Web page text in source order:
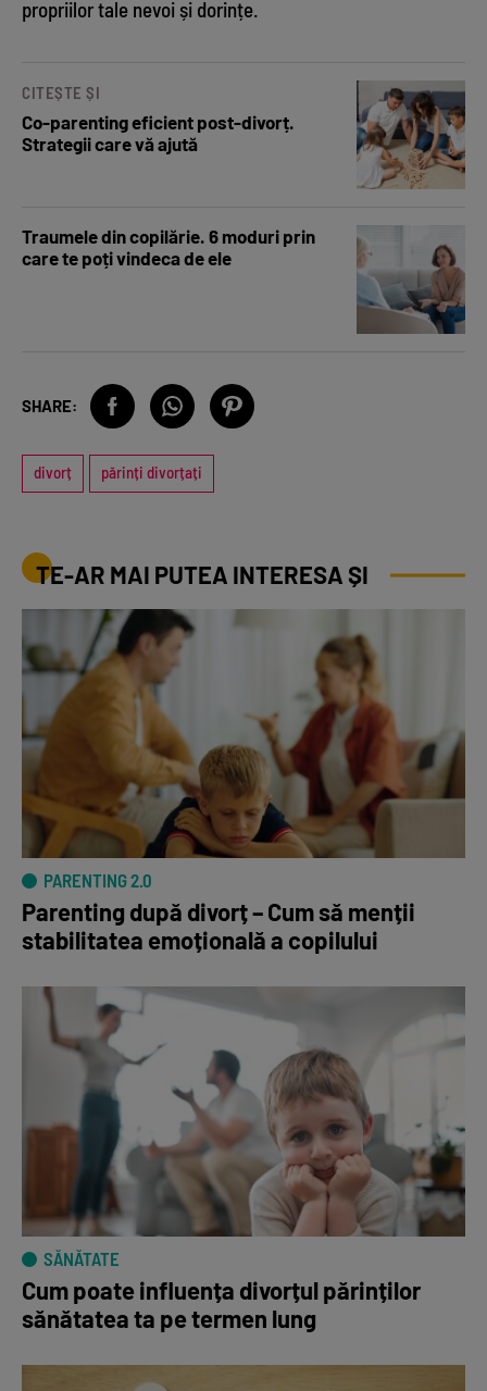
propriilor tale nevoi și dorințe.
CITEȘTE ȘI
Co-parenting eficient post-divorț.
Strategii care vă ajută
Traumele din copilărie. 6 moduri prin
care te poți vindeca de ele
SHARE:
divorț părinți divorțați
TE-AR MAI PUTEA INTERESA ȘI
PARENTING 2.0
Parenting după divorț – Cum să menții
stabilitatea emoțională a copilului
SĂNĂTATE
Cum poate influența divorțul părinților
sănătatea ta pe termen lung